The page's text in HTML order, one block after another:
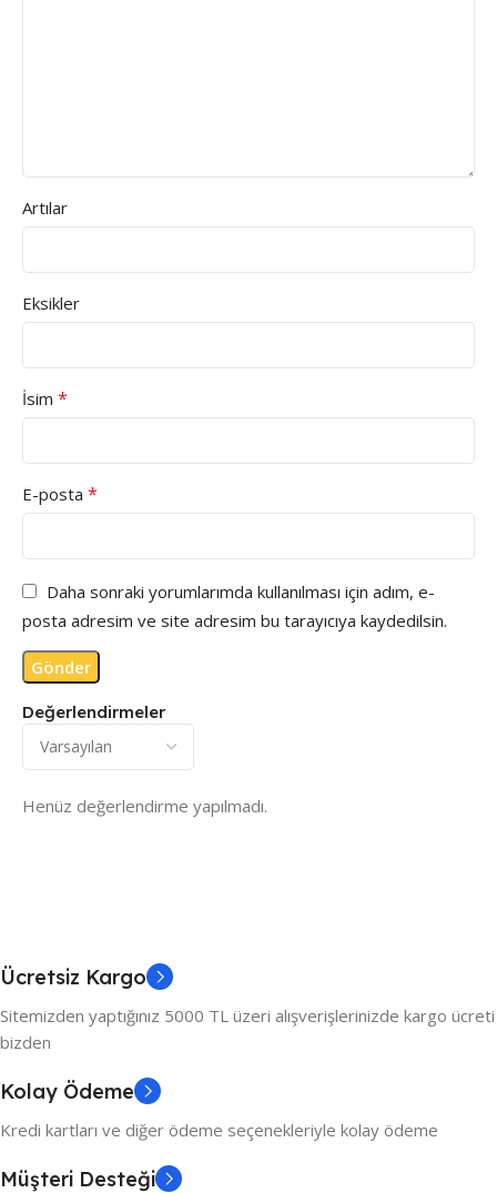
Değerlendirmeler
Henüz değerlendirme yapılmadı.
Artılar
Eksikler
İsim *
E-posta *
Daha sonraki yorumlarımda kullanılması için adım, e-
posta adresim ve site adresim bu tarayıcıya kaydedilsin.
Ücretsiz Kargo
Sitemizden yaptığınız 5000 TL üzeri alışverişlerinizde kargo ücreti
bizden
Kolay Ödeme
Kredi kartları ve diğer ödeme seçenekleriyle kolay ödeme
Müşteri Desteği